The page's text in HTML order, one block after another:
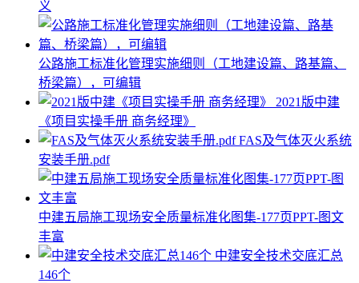
义
公路施工标准化管理实施细则（工地建设篇、路基篇、
桥梁篇），可编辑
2021版中建
《项目实操手册 商务经理》
FAS及气体灭火系统
安装手册.pdf
中建五局施工现场安全质量标准化图集-177页PPT-图文
丰富
中建安全技术交底汇总
146个